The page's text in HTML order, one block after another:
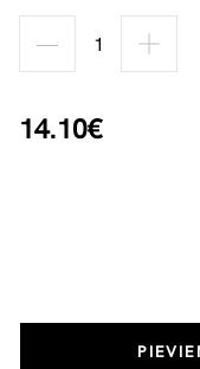
14.10€